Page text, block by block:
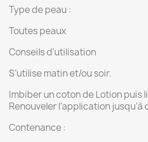
Type de peau :
Toutes peaux
Conseils d'utilisation
S’utilise matin et/ou soir.
Imbiber un coton de Lotion puis
Renouveler l’application
Contenance :